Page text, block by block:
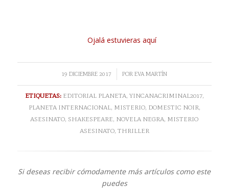
Ojalá estuvieras aquí
19 DICIEMBRE 2017
/ POREVA MARTÍN
ETIQUETAS: EDITORIAL PLANETA, YINCANACRIMINAL2017,
PLANETA INTERNACIONAL, MISTERIO, DOMESTIC NOIR,
ASESINATO, SHAKESPEARE, NOVELA NEGRA, MISTERIO
ASESINATO, THRILLER
Si deseas recibir cómodamente más artículos como este
puedes